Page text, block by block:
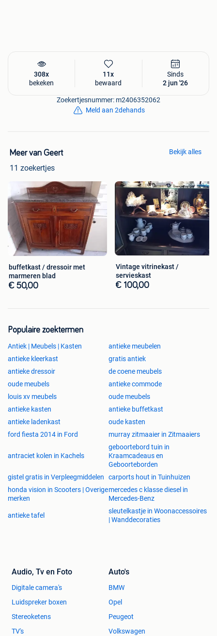
Afmetingen
Op aanvraag.
Vraagprijs: €75 (bespreekbaar)
308x
bekeken
11x
bewaard
Sinds
2 jun '26
Zoekertjesnummer: m2406352062
Meld aan 2dehands
Meer van Geert
11 zoekertjes
Bekijk alles
buffetkast / dressoir met
marmeren blad
€ 50,00
Vintage vitrinekast /
servieskast
€ 100,00
Populaire zoektermen
Antiek | Meubels | Kasten
antieke meubelen
antieke kleerkast
gratis antiek
antieke dressoir
de coene meubels
oude meubels
antieke commode
louis xv meubels
oude meubels
antieke kasten
antieke buffetkast
antieke ladenkast
oude kasten
ford fiesta 2014 in Ford
murray zitmaaier in Zitmaaiers
antraciet kolen in Kachels
geboortebord tuin in
Kraamcadeaus en
Geboorteborden
gistel gratis in Verpleegmiddelen
carports hout in Tuinhuizen
honda vision in Scooters | Overige
merken
mercedes c klasse diesel in
Mercedes-Benz
antieke tafel
sleutelkastje in Woonaccessoires
| Wanddecoraties
Audio, Tv en Foto
Digitale camera's
Luidspreker boxen
Stereoketens
TV's
Auto's
BMW
Opel
Peugeot
Volkswagen